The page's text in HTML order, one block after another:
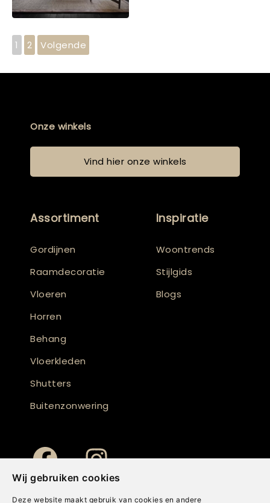
Wij gebruiken cookies
Deze website maakt gebruik van cookies en andere
1 2 Volgende
Onze winkels
Vind hier onze winkels
Assortiment
Gordijnen
Raamdecoratie
Vloeren
Horren
Behang
Vloerkleden
Shutters
Buitenzonwering
Inspiratie
Woontrends
Stijlgids
Blogs